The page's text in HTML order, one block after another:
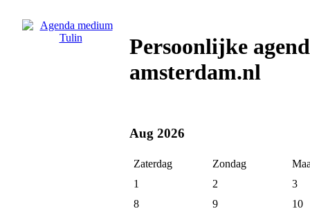
Persoonlijke
amsterdam.nl
Aug 2026
Zaterdag Zondag
1
2
3
8
9
10